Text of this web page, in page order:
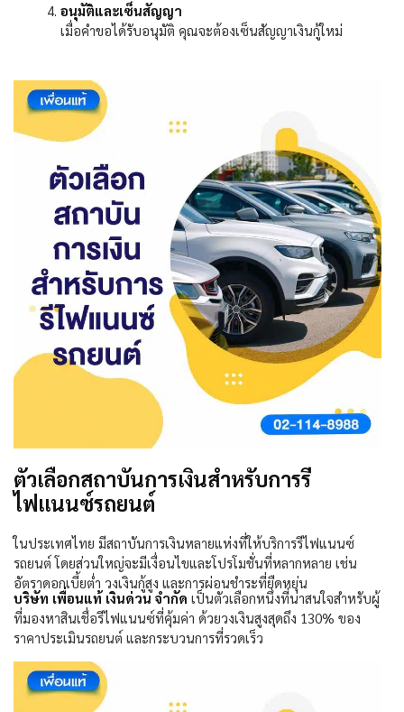
อนุมัติและเซ็นสัญญา
เมื่อคำขอได้รับอนุมัติ คุณจะต้องเซ็นสัญญาเงินกู้ใหม่
ตัวเลือกสถาบันการเงินสำหรับการรี
ไฟแนนซ์รถยนต์
ในประเทศไทย มีสถาบันการเงินหลายแห่งที่ให้บริการรีไฟแนนซ์
รถยนต์ โดยส่วนใหญ่จะมีเงื่อนไขและโปรโมชั่นที่หลากหลาย เช่น
อัตราดอกเบี้ยต่ำ วงเงินกู้สูง และการผ่อนชำระที่ยืดหยุ่น
บริษัท เพื่อนแท้ เงินด่วน จำกัด เป็นตัวเลือกหนึ่งที่น่าสนใจสำหรับผู้
ที่มองหาสินเชื่อรีไฟแนนซ์ที่คุ้มค่า ด้วยวงเงินสูงสุดถึง 130% ของ
ราคาประเมินรถยนต์ และกระบวนการที่รวดเร็ว